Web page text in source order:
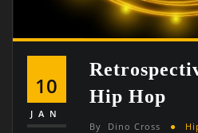
10
JAN
Hip Hop
By Dino Cross